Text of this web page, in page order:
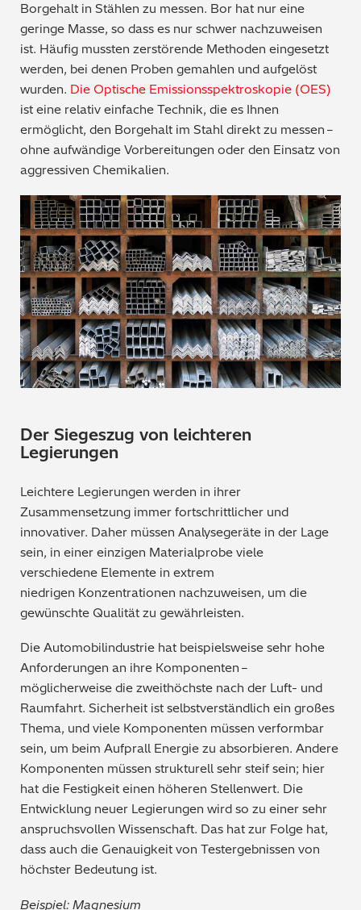
Borgehalt in Stählen zu messen. Bor hat nur eine
geringe Masse, so dass es nur schwer nachzuweisen
ist. Häufig mussten zerstörende Methoden eingesetzt
werden, bei denen Proben gemahlen und aufgelöst
wurden. Die Optische Emissionsspektroskopie (OES)
ist eine relativ einfache Technik, die es Ihnen
ermöglicht, den Borgehalt im Stahl direkt zu messen –
ohne aufwändige Vorbereitungen oder den Einsatz von
aggressiven Chemikalien.
Der Siegeszug von leichteren
Legierungen
Leichtere Legierungen werden in ihrer
Zusammensetzung immer fortschrittlicher und
innovativer. Daher müssen Analysegeräte in der Lage
sein, in einer einzigen Materialprobe viele
verschiedene Elemente in extrem
niedrigen Konzentrationen nachzuweisen, um die
gewünschte Qualität zu gewährleisten.
Die Automobilindustrie hat beispielsweise sehr hohe
Anforderungen an ihre Komponenten –
möglicherweise die zweithöchste nach der Luft- und
Raumfahrt. Sicherheit ist selbstverständlich ein großes
Thema, und viele Komponenten müssen verformbar
sein, um beim Aufprall Energie zu absorbieren. Andere
Komponenten müssen strukturell sehr steif sein; hier
hat die Festigkeit einen höheren Stellenwert. Die
Entwicklung neuer Legierungen wird so zu einer sehr
anspruchsvollen Wissenschaft. Das hat zur Folge hat,
dass auch die Genauigkeit von Testergebnissen von
höchster Bedeutung ist.
Beispiel: Magnesium